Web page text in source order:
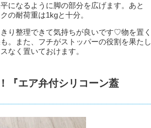
になるように脚の部分を広げます。あと
の耐荷重は1kgと十分。
り整理できて気持ちが良いです♡物を置く
。また、フチがストッパーの役割を果たし
なく置いておけます。
『エア弁付シリコーン蓋